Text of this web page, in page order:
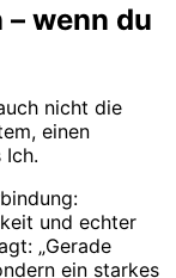
wenn du
nicht die
einen
und echter
„Gerade
ein starkes